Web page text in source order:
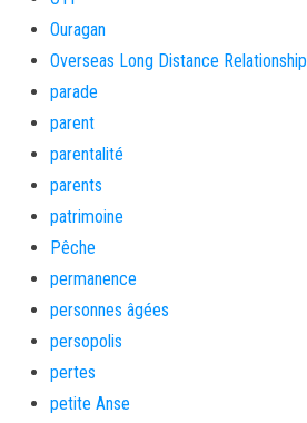
Ouragan
Overseas Long Distance Relationship
parade
parent
parentalité
parents
patrimoine
Pêche
permanence
personnes âgées
persopolis
pertes
petite Anse